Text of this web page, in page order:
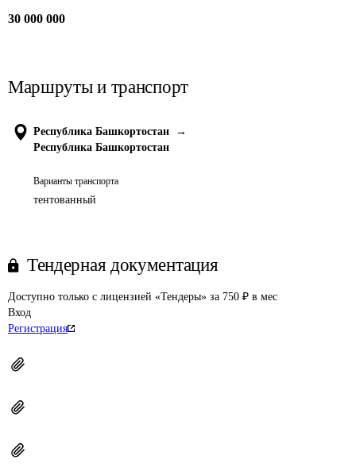
30 000 000
Маршруты и транспорт
Республика Башкортостан
→
Республика Башкортостан
Варианты транспорта
тентованный
Тендерная документация
Доступно только с лицензией «Тендеры» за 750 ₽ в мес
Вход
Регистрация